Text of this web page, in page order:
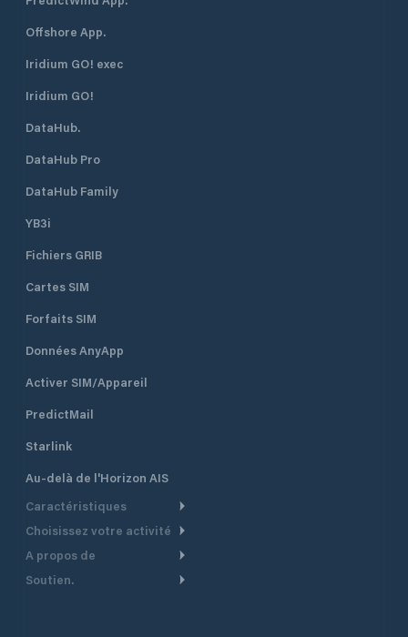
Offshore App.
Iridium GO! exec
Iridium GO!
DataHub.
DataHub Pro
DataHub Family
YB3i
Fichiers GRIB
Cartes SIM
Forfaits SIM
Données AnyApp
Activer SIM/Appareil
PredictMail
Starlink
Au-delà de l'Horizon AIS
Caractéristiques
Routage Météo
Routage bateau à moteur
Choisissez votre activité
Croisière
A propos de
Aperçu
Soutien.